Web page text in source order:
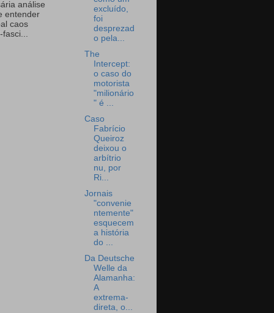
análise
entender
caos
excluído,
foi
desprezad
o pela...
The
Intercept:
o caso do
motorista
"milionário
" é ...
Caso
Fabrício
Queiroz
deixou o
arbítrio
nu, por
Ri...
Jornais
"convenie
ntemente"
esquecem
a história
do ...
Da Deutsche
Welle da
Alamanha:
A
extrema-
direta, o...